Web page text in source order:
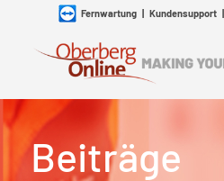
Fernwartung| Kundensupport|
Beiträge